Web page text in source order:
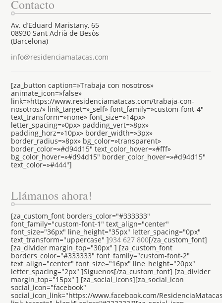
Contacto
Av. d’Eduard Maristany, 65
08930 Sant Adrià de Besòs
(Barcelona)
info@residenciamatacas.com
[za_button caption=»Trabaja con nosotros»
animate_icon=»false»
link=»https://www.residenciamatacas.com/trabaja-con-
nosotros/» link_target=»_self» font_family=»custom-font-4″
text_transform=»none» font_size=»14px»
letter_spacing=»0px» padding_vert=»8px»
padding_horz=»10px» border_width=»3px»
border_radius=»8px» bg_color=»transparent»
border_color=»#d94d15″ text_color_hover=»#fff»
bg_color_hover=»#d94d15″ border_color_hover=»#d94d15″
text_color=»#444″]
Llámanos ahora!
[za_custom_font borders_color="#333333"
font_family="custom-font-1" text_align="center"
font_size="36px" line_height="35px" letter_spacing="0px"
text_transform="uppercase" ]934 627 800[/za_custom_font]
[za_divider margin_top="30px" ] [za_custom_font
borders_color="#333333" font_family="custom-font-2"
text_align="center" font_size="16px" line_height="20px"
letter_spacing="2px" ]Síguenos[/za_custom_font] [za_divider
margin_top="15px" ] [za_social_icons][za_social_icon
social_icon="facebook"
social_icon_link="https://www.facebook.com/